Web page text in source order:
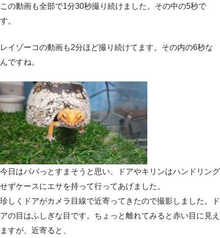
この動画も全部で1分30秒撮り続けました。その中の5秒で
す。
レイゾーコの動画も2分ほど撮り続けてます。その内の6秒な
んですね。
今日はパパっとすまそうと思い、ドアやキリンはハンドリング
せずケースにエサを持って行ってあげました。
珍しくドアがカメラ目線で近寄ってきたので撮影しました。ド
アの目はふしぎな目です。ちょっと離れてみると赤い目に見え
ますが、近寄ると、